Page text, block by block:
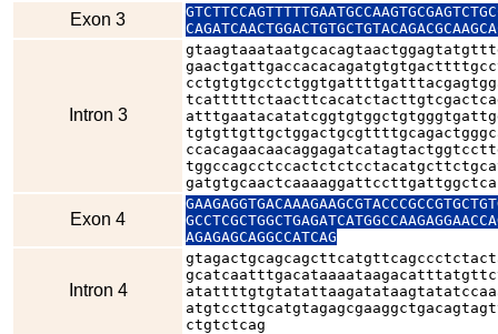
Exon 3
Intron 3
Exon 4
AGAGAGCAGGCCATCAG
Intron 4
ctgtctcag